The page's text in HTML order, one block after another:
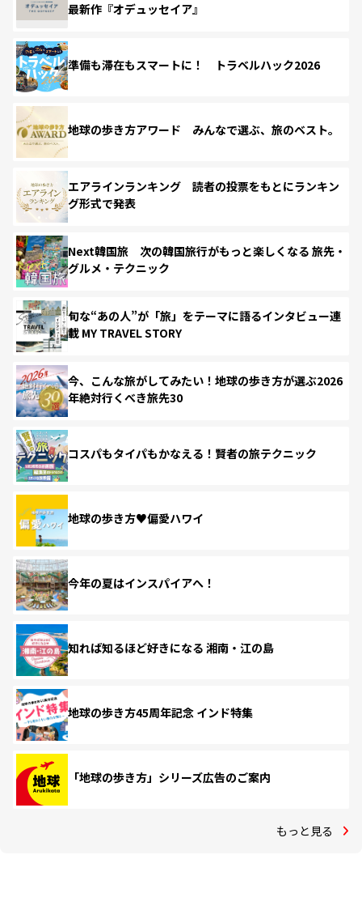
最新作『オデュッセイア』
準備も滞在もスマートに！ トラベルハック2026
地球の歩き方アワード みんなで選ぶ、旅のベスト。
エアラインランキング 読者の投票をもとにランキン
グ形式で発表
Next韓国旅 次の韓国旅行がもっと楽しくなる 旅先・
グルメ・テクニック
旬な“あの人”が「旅」をテーマに語るインタビュー連
載 MY TRAVEL STORY
今、こんな旅がしてみたい！地球の歩き方が選ぶ2026
年絶対行くべき旅先30
コスパもタイパもかなえる！賢者の旅テクニック
地球の歩き方♥偏愛ハワイ
今年の夏はインスパイアへ！
知れば知るほど好きになる 湘南・江の島
地球の歩き方45周年記念 インド特集
「地球の歩き方」シリーズ広告のご案内
もっと見る